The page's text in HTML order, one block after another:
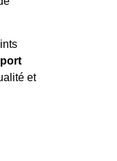
et